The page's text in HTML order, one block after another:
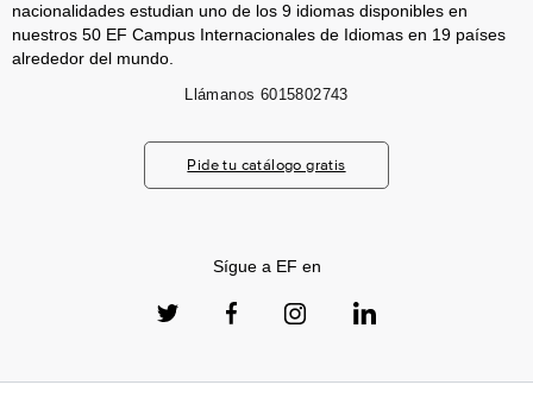
nacionalidades estudian uno de los 9 idiomas disponibles en
nuestros 50 EF Campus Internacionales de Idiomas en 19 países
alrededor del mundo.
Llámanos 6015802743
Pide tu catálogo gratis
Sígue a EF en